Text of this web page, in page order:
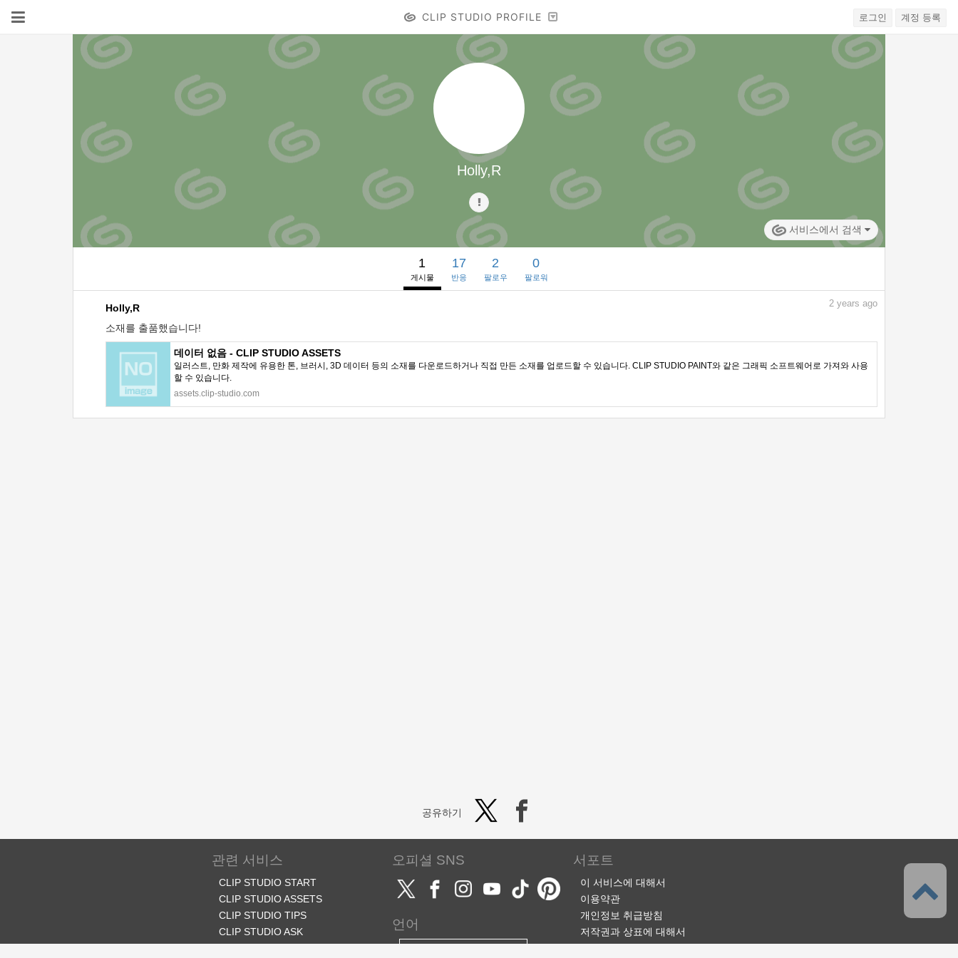
CLIP STUDIO PROFILE 로그인 계정 등록
Holly,R
서비스에서 검색
1
게시물
17
반응
2
팔로우
0
팔로워
Holly,R
소재를 출품했습니다!
2 years ago
데이터 없음 - CLIP STUDIO ASSETS
일러스트, 만화 제작에 유용한 톤, 브러시, 3D 데이터 등의 소재를 다운로드하거나 직접 만든 소재를 업로드할 수 있습니다. CLIP STUDIO PAINT와 같은 그래픽 소프트웨어로 가져와 사용
할 수 있습니다.
assets.clip-studio.com
공유하기
관련 서비스
CLIP STUDIO START
CLIP STUDIO ASSETS
CLIP STUDIO TIPS
CLIP STUDIO ASK
오피셜 SNS
언어
서포트
이 서비스에 대해서
이용약관
개인정보 취급방침
저작권과 상표에 대해서